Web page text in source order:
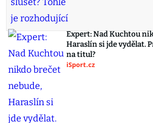
Expert: Nad Kuchtou
Haraslín si jde vydělat.
na titul?
iSport.cz